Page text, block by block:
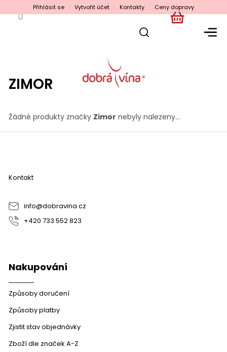
na
Přihlásit se Vytvořit účet Kontakty Ceny dopravy
NÁKUPNÍ
ZIMOR
Žádné produkty značky Zimor nebyly nalezeny...
Z
Kontakt
info@dobravina.cz
+420 733 552 823
Nakupování
Způsoby doručení
Způsoby platby
Zjistit stav objednávky
Zboží dle značek A-Z